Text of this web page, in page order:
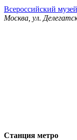
Всероссийский
Москва, ул.
Станция метро